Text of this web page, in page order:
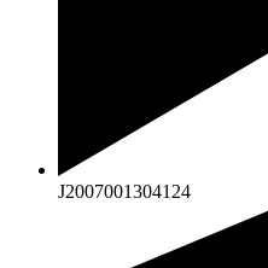
J2007001304124